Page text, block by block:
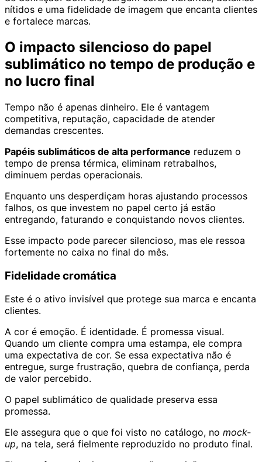
nítidos e uma fidelidade de imagem que encanta clientes
e fortalece marcas.
O impacto silencioso do papel
sublimático no tempo de produção e
no lucro final
Tempo não é apenas dinheiro. Ele é vantagem
competitiva, reputação, capacidade de atender
demandas crescentes.
Papéis sublimáticos de alta performance reduzem o
tempo de prensa térmica, eliminam retrabalhos,
diminuem perdas operacionais.
Enquanto uns desperdiçam horas ajustando processos
falhos, os que investem no papel certo já estão
entregando, faturando e conquistando novos clientes.
Esse impacto pode parecer silencioso, mas ele ressoa
fortemente no caixa no final do mês.
Fidelidade cromática
Este é o ativo invisível que protege sua marca e encanta
clientes.
A cor é emoção. É identidade. É promessa visual.
Quando um cliente compra uma estampa, ele compra
uma expectativa de cor. Se essa expectativa não é
entregue, surge frustração, quebra de confiança, perda
de valor percebido.
O papel sublimático de qualidade preserva essa
promessa.
Ele assegura que o que foi visto no catálogo, no mock-
up, na tela, será fielmente reproduzido no produto final.